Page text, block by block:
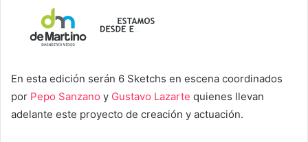
En esta edición serán 6 Sketchs en escena coordinados
por Pepo Sanzano y Gustavo Lazarte quienes llevan
adelante este proyecto de creación y actuación.